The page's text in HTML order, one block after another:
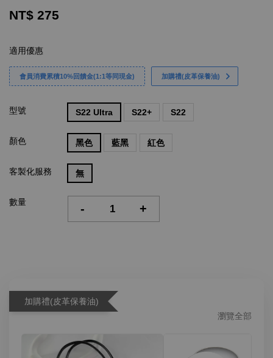
NT$ 275
適用優惠
會員消費累積10%回饋金(1:1等同現金) 加購禮(皮革保養油)
型號 S22 Ultra S22+ S22
顏色 黑色 藍黑 紅色
客製化服務 無
數量 - +
加購禮(皮革保養油)
瀏覽全部